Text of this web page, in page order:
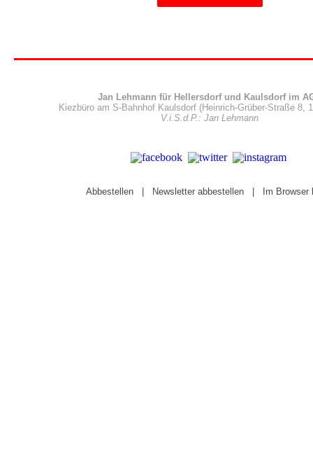
Jan Lehmann für Hellersdorf und Kaulsdorf im
Kiezbüro am S-Bahnhof Kaulsdorf (Heinrich-Grüber-Straße 8,
V.i.S.d.P.: Jan Lehmann
Abbestellen Newsletter abbestellen Im Browser